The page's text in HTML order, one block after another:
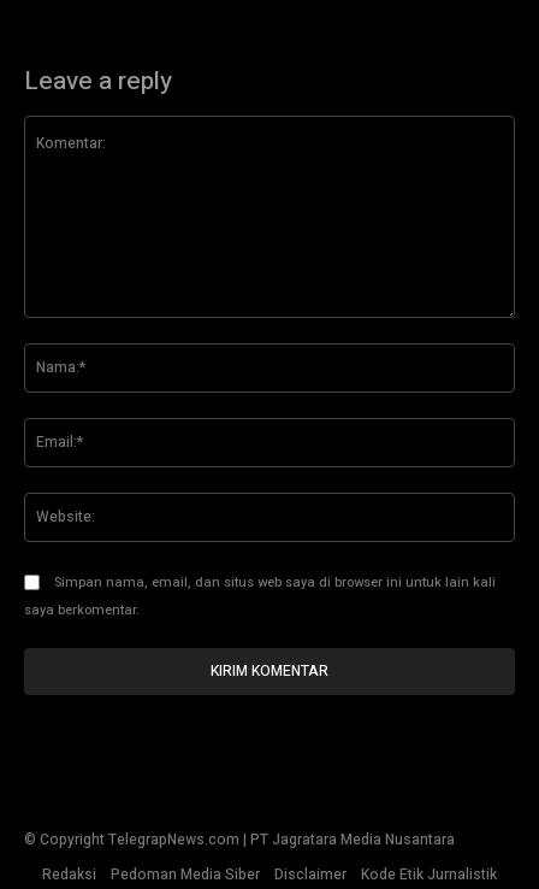
Leave a reply
Simpan nama, email, dan situs web saya di browser ini untuk lain kali
saya berkomentar.
© Copyright TelegrapNews.com | PT Jagratara Media Nusantara
Redaksi
Pedoman Media Siber Disclaimer Kode Etik Jurnalistik